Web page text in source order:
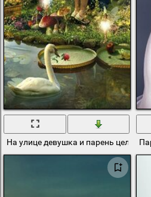
На улице девушка и парень